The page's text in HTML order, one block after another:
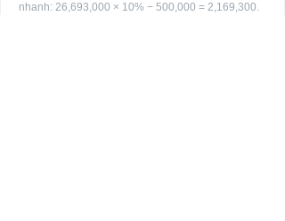
nhanh: 26,693,000 × 10% − 500,000 = 2,169,300.